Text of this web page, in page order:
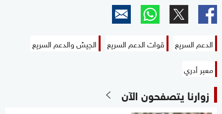
الدعم السريع قوات الدعم السريع
الجيش والدعم السريع
معبر أدري
زوارنا يتصفحون الآن